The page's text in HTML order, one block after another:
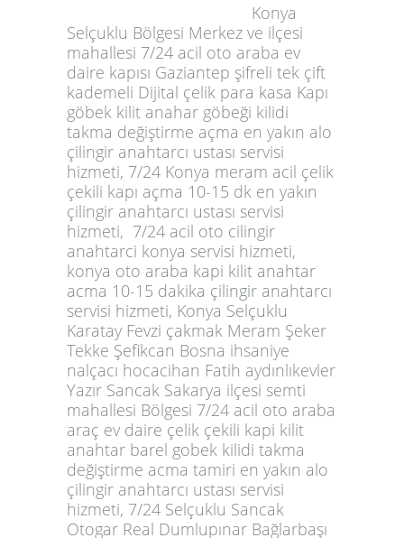
Konya
Selçuklu Bölgesi Merkez ve ilçesi
mahallesi 7/24 acil oto araba ev
daire kapısı Gaziantep şifreli tek çift
kademeli Dijital çelik para kasa Kapı
göbek kilit anahar göbeği kilidi
takma değiştirme açma en yakın alo
çilingir anahtarcı ustası servisi
hizmeti, 7/24 Konya meram acil çelik
çekili kapı açma 10-15 dk en yakın
çilingir anahtarcı ustası servisi
hizmeti, 7/24 acil oto cilingir
anahtarci konya servisi hizmeti,
konya oto araba kapi kilit anahtar
acma 10-15 dakika çilingir anahtarcı
servisi hizmeti, Konya Selçuklu
Karatay Fevzi çakmak Meram Şeker
Tekke Şefikcan Bosna ihsaniye
nalçacı hocacihan Fatih aydınlıkevler
Yazır Sancak Sakarya ilçesi semti
mahallesi Bölgesi 7/24 acil oto araba
araç ev daire çelik çekili kapi kilit
anahtar barel gobek kilidi takma
değiştirme acma tamiri en yakın alo
çilingir anahtarcı ustası servisi
hizmeti, 7/24 Selçuklu Sancak
Otogar Real Dumlupınar Bağlarbaşı